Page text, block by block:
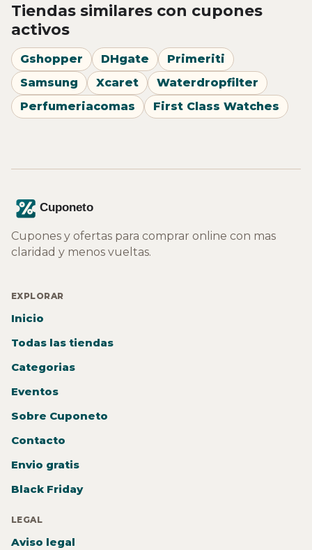
Tiendas similares con cupones
activos
Gshopper DHgate
Primeriti
Samsung
Xcaret
Waterdropfilter
Perfumeriacomas
First Class Watches
Cupones y ofertas para comprar online con mas
claridad y menos vueltas.
EXPLORAR
Inicio
Todas las tiendas
Categorias
Eventos
Sobre Cuponeto
Contacto
Envio gratis
Black Friday
LEGAL
Aviso legal